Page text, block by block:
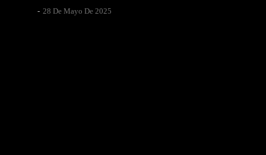
- 28 De Mayo De 2025